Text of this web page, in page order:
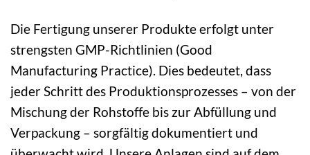
Die Fertigung unserer Produkte erfolgt unter
strengsten GMP-Richtlinien (Good
Manufacturing Practice). Dies bedeutet, dass
jeder Schritt des Produktionsprozesses – von der
Mischung der Rohstoffe bis zur Abfüllung und
Verpackung – sorgfältig dokumentiert und